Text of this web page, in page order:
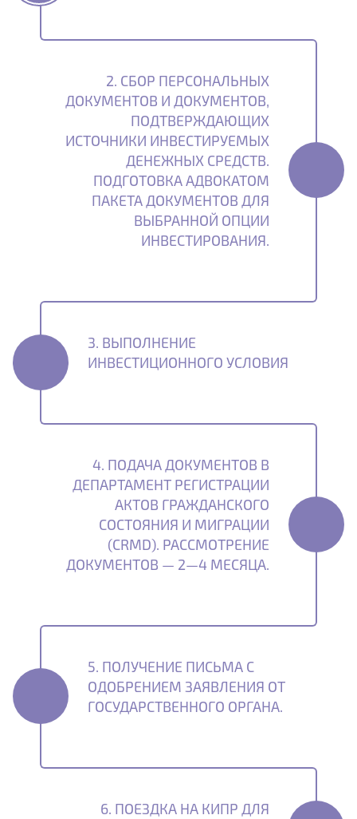
2. СБОР ПЕРСОНАЛЬНЫХ
ДОКУМЕНТОВ И ДОКУМЕНТОВ,
ПОДТВЕРЖДАЮЩИХ
ИСТОЧНИКИ ИНВЕСТИРУЕМЫХ
ДЕНЕЖНЫХ СРЕДСТВ.
ПОДГОТОВКА АДВОКАТОМ
ПАКЕТА ДОКУМЕНТОВ ДЛЯ
ВЫБРАННОЙ ОПЦИИ
ИНВЕСТИРОВАНИЯ.
3. ВЫПОЛНЕНИЕ
ИНВЕСТИЦИОННОГО УСЛОВИЯ
4. ПОДАЧА ДОКУМЕНТОВ В
ДЕПАРТАМЕНТ РЕГИСТРАЦИИ
АКТОВ ГРАЖДАНСКОГО
СОСТОЯНИЯ И МИГРАЦИИ
(CRMD). РАССМОТРЕНИЕ
ДОКУМЕНТОВ — 2—4 МЕСЯЦА.
5. ПОЛУЧЕНИЕ ПИСЬМА С
ОДОБРЕНИЕМ ЗАЯВЛЕНИЯ ОТ
ГОСУДАРСТВЕННОГО ОРГАНА.
6. ПОЕЗДКА НА КИПР ДЛЯ